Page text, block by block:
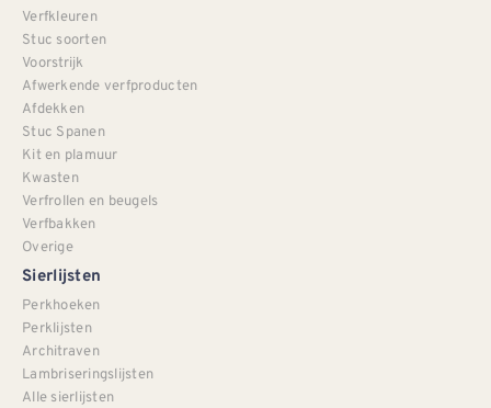
Verfkleuren
Stuc soorten
Voorstrijk
Afwerkende verfproducten
Afdekken
Stuc Spanen
Kit en plamuur
Kwasten
Verfrollen en beugels
Verfbakken
Overige
Sierlijsten
Perkhoeken
Perklijsten
Architraven
Lambriseringslijsten
Alle sierlijsten